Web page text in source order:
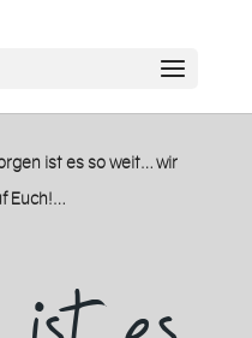
ist es so weit… wir
Euch!…